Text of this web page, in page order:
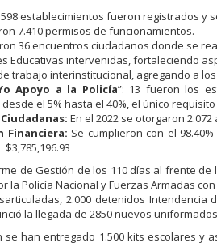
598 establecimientos fueron registrados
7.410 permisos de funcionamientos.
36 encuentros ciudadanos donde se
Educativas intervenidas, fortaleciendo
trabajo interinstitucional, agregando a
Apoyo a la Policía”: 13 fueron los
el 5% hasta el 40%, el único
En el 2022 se otorgaron
Financiera: Se cumplieron con el
de Gestión de los 110 días al frente
la Policía Nacional y Fuerzas Armadas
2.000 detenidos
la llegada de 2850 nuevos
se han entregado 1.500 kits escolares y